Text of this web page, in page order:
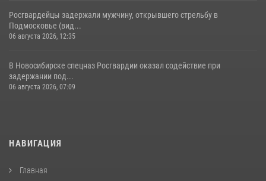
Росгвардейцы задержали мужчину, открывшего стрельбу в
Подмосковье (вид...
06 августа 2026, 12:35
В Новосибирске спецназ Росгвардии оказал содействие при
задержании под...
06 августа 2026, 07:09
НАВИГАЦИЯ
Главная